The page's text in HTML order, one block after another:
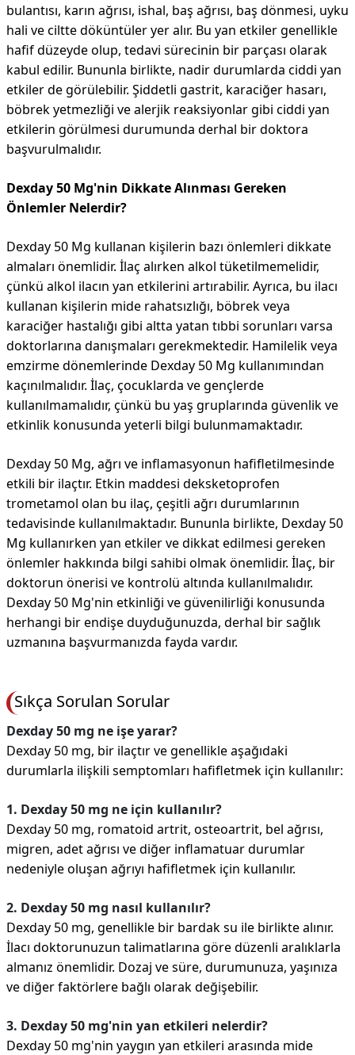
bulantısı, karın ağrısı, ishal, baş ağrısı, baş dönmesi, uyku
hali ve ciltte döküntüler yer alır. Bu yan etkiler genellikle
hafif düzeyde olup, tedavi sürecinin bir parçası olarak
kabul edilir. Bununla birlikte, nadir durumlarda ciddi yan
etkiler de görülebilir. Şiddetli gastrit, karaciğer hasarı,
böbrek yetmezliği ve alerjik reaksiyonlar gibi ciddi yan
etkilerin görülmesi durumunda derhal bir doktora
başvurulmalıdır.
Dexday 50 Mg'nin Dikkate Alınması Gereken
Önlemler Nelerdir?
Dexday 50 Mg kullanan kişilerin bazı önlemleri dikkate
almaları önemlidir. İlaç alırken alkol tüketilmemelidir,
çünkü alkol ilacın yan etkilerini artırabilir. Ayrıca, bu ilacı
kullanan kişilerin mide rahatsızlığı, böbrek veya
karaciğer hastalığı gibi altta yatan tıbbi sorunları varsa
doktorlarına danışmaları gerekmektedir. Hamilelik veya
emzirme dönemlerinde Dexday 50 Mg kullanımından
kaçınılmalıdır. İlaç, çocuklarda ve gençlerde
kullanılmamalıdır, çünkü bu yaş gruplarında güvenlik ve
etkinlik konusunda yeterli bilgi bulunmamaktadır.
Dexday 50 Mg, ağrı ve inflamasyonun hafifletilmesinde
etkili bir ilaçtır. Etkin maddesi deksketoprofen
trometamol olan bu ilaç, çeşitli ağrı durumlarının
tedavisinde kullanılmaktadır. Bununla birlikte, Dexday 50
Mg kullanırken yan etkiler ve dikkat edilmesi gereken
önlemler hakkında bilgi sahibi olmak önemlidir. İlaç, bir
doktorun önerisi ve kontrolü altında kullanılmalıdır.
Dexday 50 Mg'nin etkinliği ve güvenilirliği konusunda
herhangi bir endişe duyduğunuzda, derhal bir sağlık
uzmanına başvurmanızda fayda vardır.
Sıkça Sorulan Sorular
Dexday 50 mg ne işe yarar?
Dexday 50 mg, bir ilaçtır ve genellikle aşağıdaki
durumlarla ilişkili semptomları hafifletmek için kullanılır:
1. Dexday 50 mg ne için kullanılır?
Dexday 50 mg, romatoid artrit, osteoartrit, bel ağrısı,
migren, adet ağrısı ve diğer inflamatuar durumlar
nedeniyle oluşan ağrıyı hafifletmek için kullanılır.
2. Dexday 50 mg nasıl kullanılır?
Dexday 50 mg, genellikle bir bardak su ile birlikte alınır.
İlacı doktorunuzun talimatlarına göre düzenli aralıklarla
almanız önemlidir. Dozaj ve süre, durumunuza, yaşınıza
ve diğer faktörlere bağlı olarak değişebilir.
3. Dexday 50 mg'nin yan etkileri nelerdir?
Dexday 50 mg'nin yaygın yan etkileri arasında mide